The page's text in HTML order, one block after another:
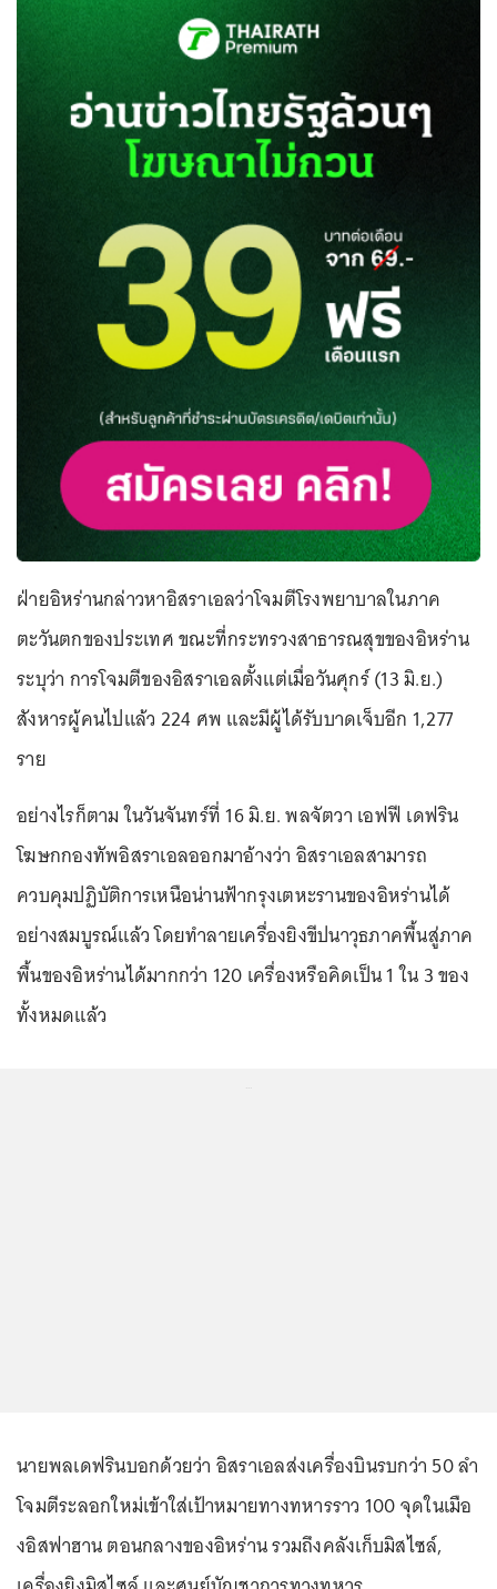
ฝ่ายอิหร่านกล่าวหาอิสราเอลว่าโจมตีโรงพยาบาลในภาค
ตะวันตกของประเทศ ขณะที่กระทรวงสาธารณสุขของอิหร่าน
ระบุว่า การโจมตีของอิสราเอลตั้งแต่เมื่อวันศุกร์ (13 มิ.ย.)
สังหารผู้คนไปแล้ว 224 ศพ และมีผู้ได้รับบาดเจ็บอีก 1,277
ราย
อย่างไรก็ตาม ในวันจันทร์ที่ 16 มิ.ย. พลจัตวา เอฟฟี เดฟริน
โฆษกกองทัพอิสราเอลออกมาอ้างว่า อิสราเอลสามารถ
ควบคุมปฏิบัติการเหนือน่านฟ้ากรุงเตหะรานของอิหร่านได้
อย่างสมบูรณ์แล้ว โดยทำลายเครื่องยิงขีปนาวุธภาคพื้นสู่ภาค
พื้นของอิหร่านได้มากกว่า 120 เครื่องหรือคิดเป็น 1 ใน 3 ของ
ทั้งหมดแล้ว
นายพลเดฟรินบอกด้วยว่า อิสราเอลส่งเครื่องบินรบกว่า 50 ลำ
โจมตีระลอกใหม่เข้าใส่เป้าหมายทางทหารราว 100 จุดในเมือ
งอิสฟาฮาน ตอนกลางของอิหร่าน รวมถึงคลังเก็บมิสไซล์,